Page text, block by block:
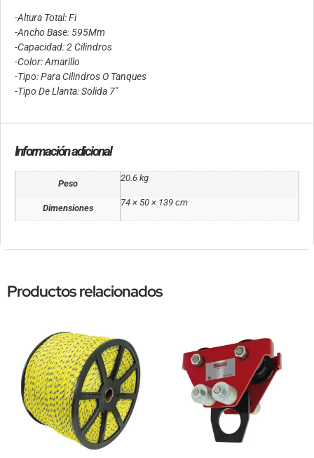
-Altura Total: Fi
-Ancho Base: 595Mm
-Capacidad: 2 Cilindros
-Color: Amarillo
-Tipo: Para Cilindros O Tanques
-Tipo De Llanta: Solida 7″
Información adicional
Peso
20.6 kg
Dimensiones
74 × 50 × 139 cm
Productos relacionados